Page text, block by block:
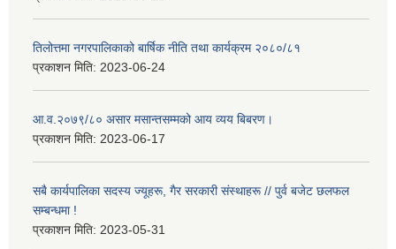
तिलोत्तमा नगरपालिकाको बार्षिक नीति तथा कार्यक्रम २०८०/८१
प्रकाशन मिति: 2023-06-24
आ.व.२०७९/८० असार मसान्तसम्मको आय व्यय बिबरण।
प्रकाशन मिति: 2023-06-17
सबै कार्यपालिका सदस्य ज्यूहरू, गैर सरकारी संस्थाहरू // पुर्व बजेट छलफल
सम्बन्धमा !
प्रकाशन मिति: 2023-05-31